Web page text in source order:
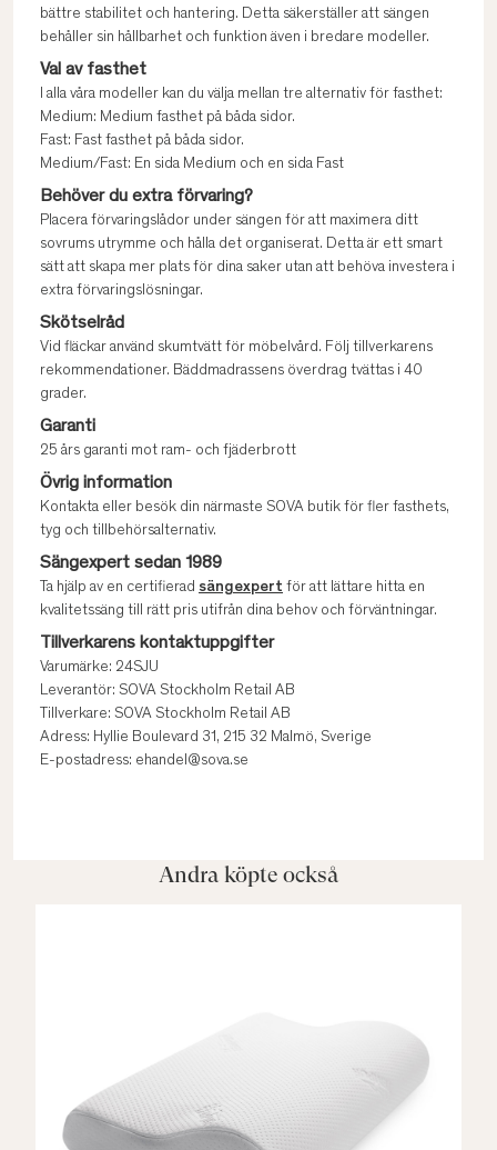
bättre stabilitet och hantering. Detta säkerställer att sängen
behåller sin hållbarhet och funktion även i bredare modeller.
Val av fasthet
I alla våra modeller kan du välja mellan tre alternativ för fasthet:
Medium: Medium fasthet på båda sidor.
Fast: Fast fasthet på båda sidor.
Medium/Fast: En sida Medium och en sida Fast
Behöver du extra förvaring?
Placera förvaringslådor under sängen för att maximera ditt
sovrums utrymme och hålla det organiserat. Detta är ett smart
sätt att skapa mer plats för dina saker utan att behöva investera i
extra förvaringslösningar.
Skötselråd
Vid fläckar använd skumtvätt för möbelvård. Följ tillverkarens
rekommendationer. Bäddmadrassens överdrag tvättas i 40
grader.
Garanti
25 års garanti mot ram- och fjäderbrott
Övrig information
Kontakta eller besök din närmaste SOVA butik för fler fasthets,
tyg och tillbehörsalternativ.
Sängexpert sedan 1989
Ta hjälp av en certifierad sängexpert för att lättare hitta en
kvalitetssäng till rätt pris utifrån dina behov och förväntningar.
Tillverkarens kontaktuppgifter
Varumärke: 24SJU
Leverantör: SOVA Stockholm Retail AB
Tillverkare: SOVA Stockholm Retail AB
Adress: Hyllie Boulevard 31, 215 32 Malmö, Sverige
E-postadress: ehandel@sova.se
Andra köpte också